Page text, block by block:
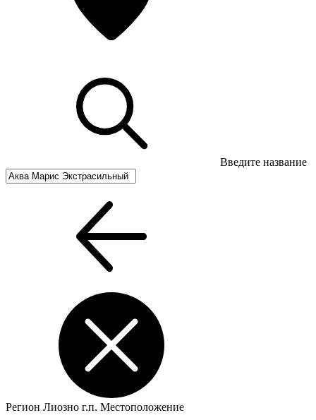
Введите название
Регион Лиозно г.п. Местоположение